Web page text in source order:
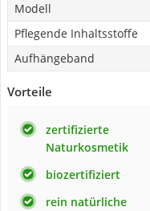
Modell
Pflegende Inhaltsstoffe
Aufhängeband
Vorteile
zertifizierte
Naturkosmetik
biozertifiziert
rein natürliche